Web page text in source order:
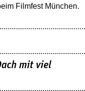
Filmfest München.
mit viel